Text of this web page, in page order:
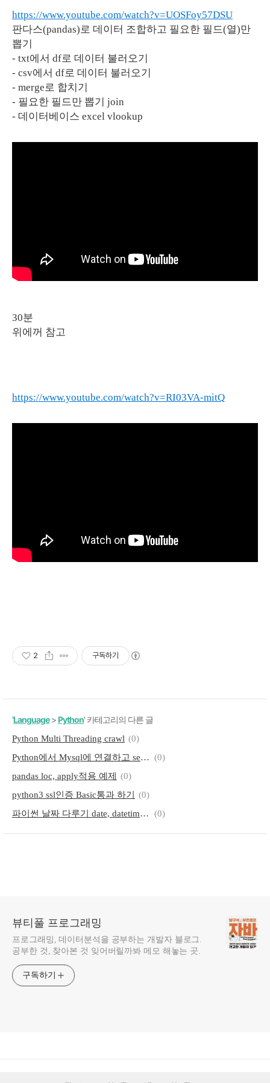
https://www.youtube.com/watch?v=UOSFoy57DSU
판다스(pandas)로 데이터 조합하고 필요한 필드(열)만
뽑기
- txt에서 df로 데이터 불러오기
- csv에서 df로 데이터 불러오기
- merge로 합치기
- 필요한 필드만 뽑기 join
- 데이터베이스 excel vlookup
30분
위에꺼 참고
https://www.youtube.com/watch?v=RI03VA-mitQ
2 구독하기
'Language>Python' 카테고리의 다른 글
Python Multi Threading crawl (0)
Python에서 Mysql에 연결하고 select한 결과 출력하기, pandas로 insert하기 (0)
pandas loc, apply적용 예제 (0)
python3 ssl인증 Basic통과 하기 (0)
파이썬 날짜 다루기 date, datetime, yyyymmdd
(0)
뷰티풀 프로그래밍
프로그래밍, 데이터분석을 공부하는 개발자 블로그.
공부한 것, 찾아본 것 잊어버릴까봐 메모 해놓는 곳.
구독하기